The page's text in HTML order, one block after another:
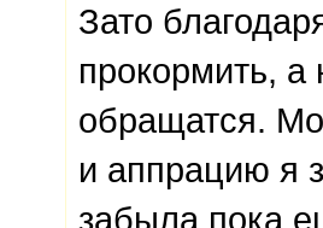
Зато
прокормить,
обращатся.
и аппрацию я
забыла пока